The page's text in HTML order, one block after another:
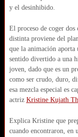
y el desinhibido.
El proceso de coger
distinta proviene del
que la animación aporta
sentido divertido a una
joven, dado que es un
como ser crudo, duro,
esa mezcla especial es
actriz Kristine Kujath
Explica Kristine que
cuando encontraron, en